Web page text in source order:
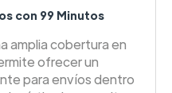
con 99 Minutos
amplia cobertura en
ofrecer un
para envíos dentro